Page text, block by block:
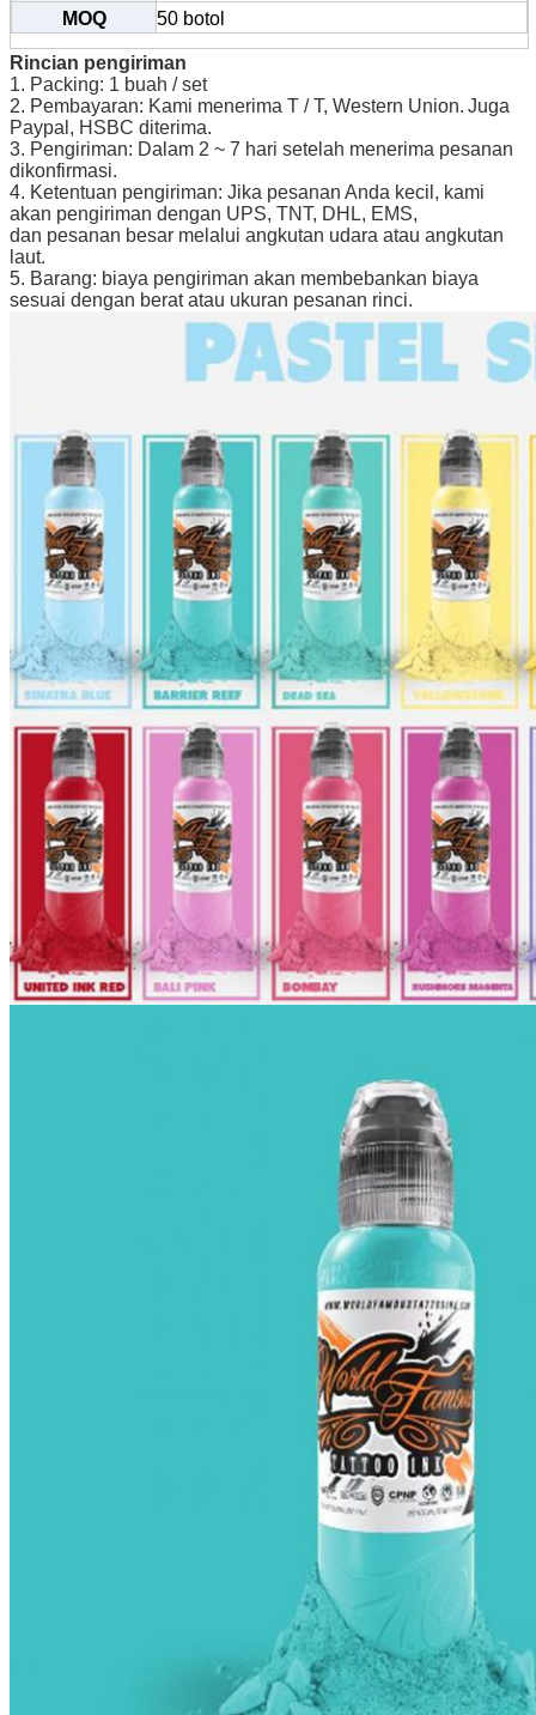
MOQ 50 botol
Rincian pengiriman
1. Packing: 1 buah / set
2. Pembayaran: Kami menerima T / T, Western Union. Juga
Paypal, HSBC diterima.
3. Pengiriman: Dalam 2 ~ 7 hari setelah menerima pesanan
dikonfirmasi.
4. Ketentuan pengiriman: Jika pesanan Anda kecil, kami
akan pengiriman dengan UPS, TNT, DHL, EMS,
dan pesanan besar melalui angkutan udara atau angkutan
laut.
5. Barang: biaya pengiriman akan membebankan biaya
sesuai dengan berat atau ukuran pesanan rinci.